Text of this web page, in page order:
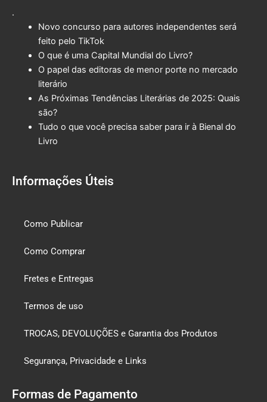
.
Novo concurso para autores independentes será
feito pelo TikTok
O que é uma Capital Mundial do Livro?
O papel das editoras de menor porte no mercado
literário
As Próximas Tendências Literárias de 2025: Quais
são?
Tudo o que você precisa saber para ir à Bienal do
Livro
Informações Úteis
Como Publicar
Como Comprar
Fretes e Entregas
Termos de uso
TROCAS, DEVOLUÇÕES e Garantia dos Produtos
Segurança, Privacidade e Links
Formas de Pagamento